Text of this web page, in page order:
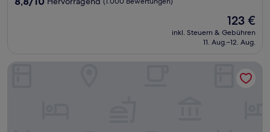
Der
Preis
beträgt
123 €
inkl. Steuern & Gebühren
11. Aug.–12. Aug.
Hotel Bristol